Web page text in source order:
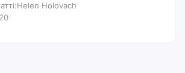
Holovach